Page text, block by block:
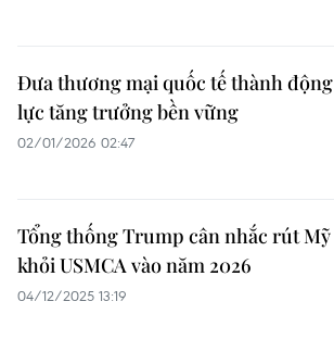
Đưa thương mại quốc tế thành động
lực tăng trưởng bền vững
02/01/2026 02:47
Tổng thống Trump cân nhắc rút Mỹ
khỏi USMCA vào năm 2026
04/12/2025 13:19